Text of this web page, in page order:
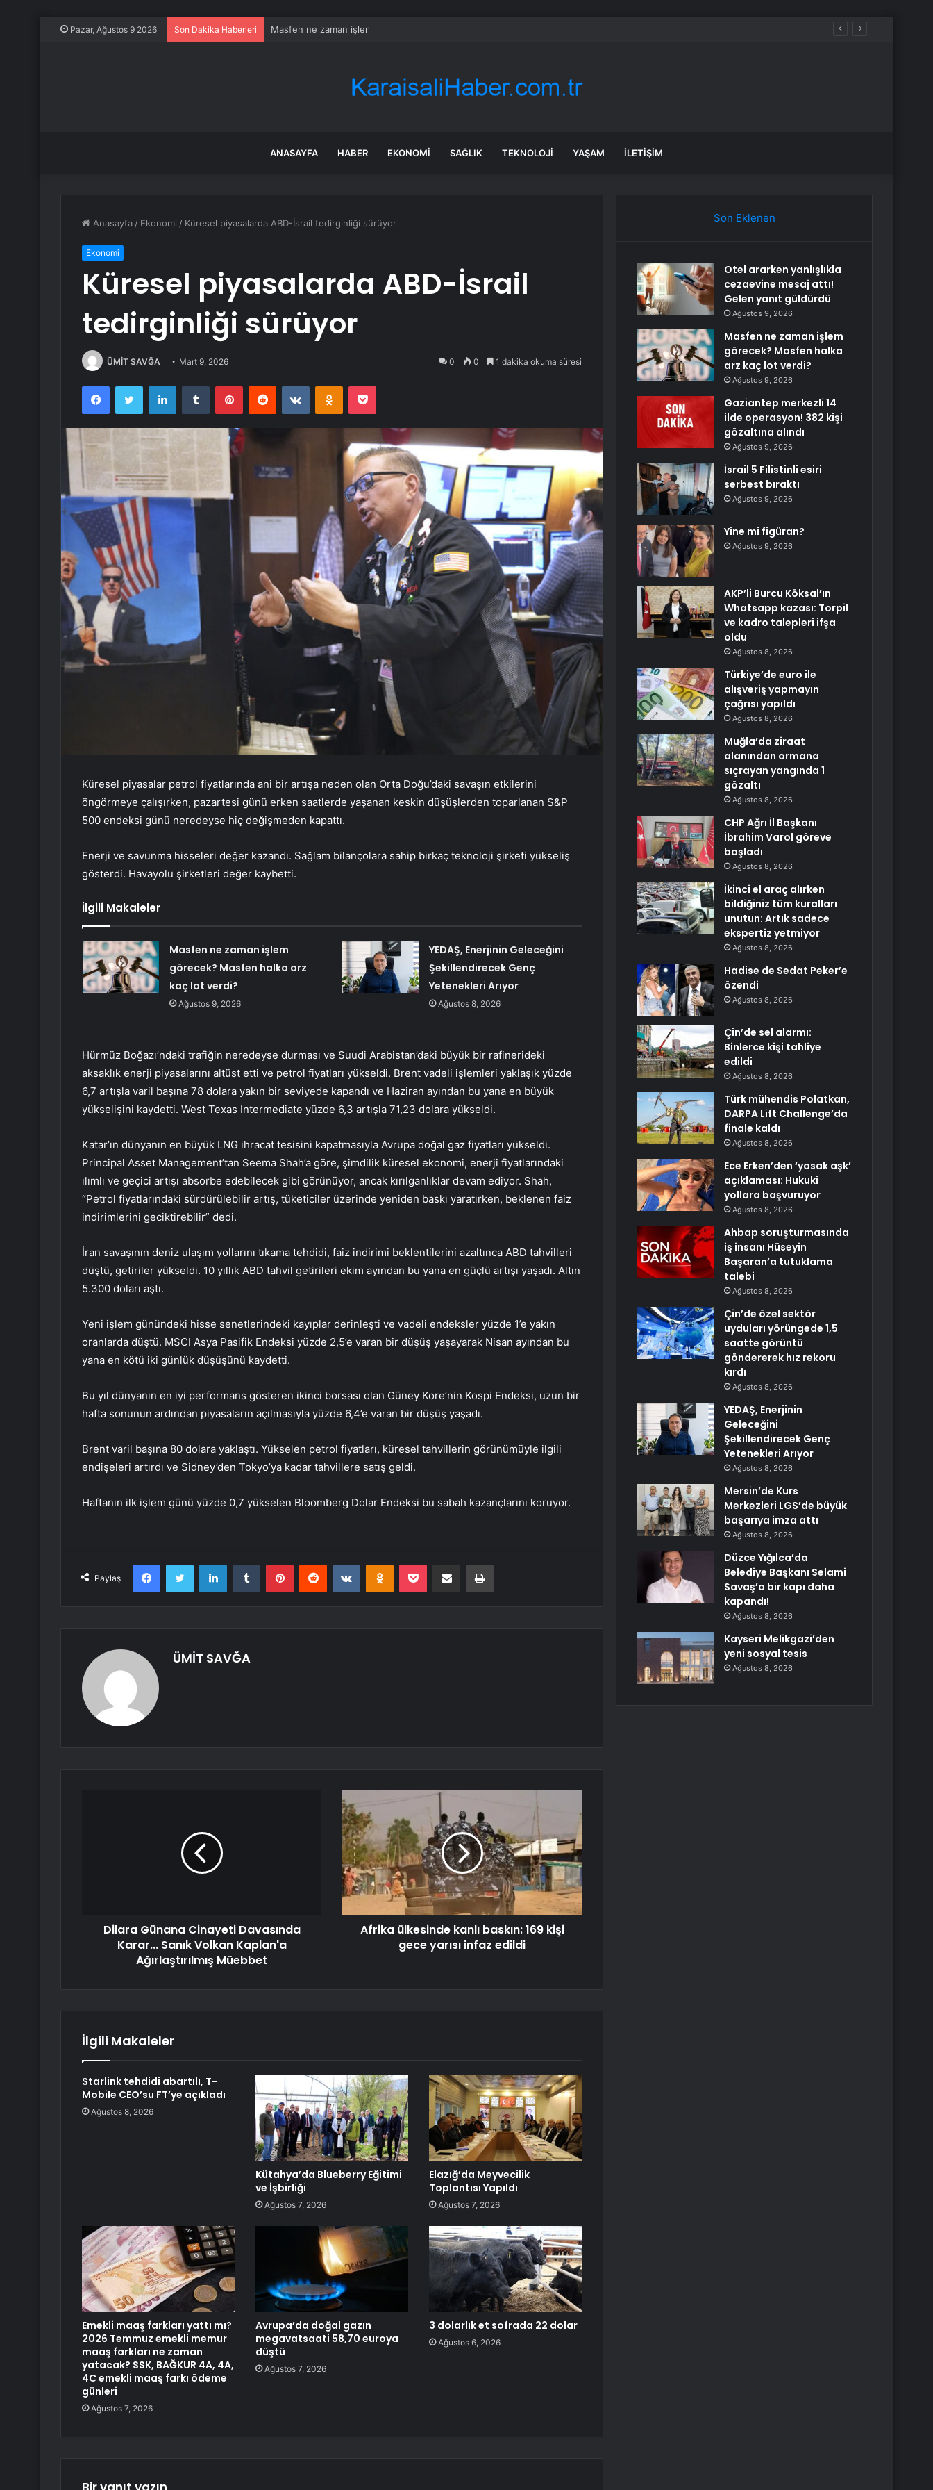
Pazar, Ağustos 9 2026 Son Dakika Haberleri Masfen ne zaman işlem görecek? Masfen halka arz kaç lot verdi?
ANASAYFA HABER EKONOMI SAĞLIK TEKNOLOJI YAŞAM İLETIŞIM
Anasayfa / Ekonomi / Küresel piyasalarda ABD-İsrail tedirginliği sürüyor
Ekonomi
Küresel piyasalarda ABD-İsrail
tedirginliği sürüyor
ÜMİT SAVĞA Mart 9, 2026 0 0 1 dakika okuma süresi
FacebookTwitter LinkedInTumblr PinterestReddit VKontakteOdnoklassniki
Pocket
Küresel piyasalar petrol fiyatlarında ani bir artışa neden olan Orta Doğu’daki savaşın etkilerini
öngörmeye çalışırken, pazartesi günü erken saatlerde yaşanan keskin düşüşlerden toparlanan S&P
500 endeksi günü neredeyse hiç değişmeden kapattı.
Enerji ve savunma hisseleri değer kazandı. Sağlam bilançolara sahip birkaç teknoloji şirketi yükseliş
gösterdi. Havayolu şirketleri değer kaybetti.
İlgili Makaleler
Masfen ne zaman işlem
görecek? Masfen halka arz
kaç lot verdi?
Ağustos 9, 2026
YEDAŞ, Enerjinin Geleceğini
Şekillendirecek Genç
Yetenekleri Arıyor
Ağustos 8, 2026
Hürmüz Boğazı’ndaki trafiğin neredeyse durması ve Suudi Arabistan’daki büyük bir rafinerideki
aksaklık enerji piyasalarını altüst etti ve petrol fiyatları yükseldi. Brent vadeli işlemleri yaklaşık yüzde
6,7 artışla varil başına 78 dolara yakın bir seviyede kapandı ve Haziran ayından bu yana en büyük
yükselişini kaydetti. West Texas Intermediate yüzde 6,3 artışla 71,23 dolara yükseldi.
Katar’ın dünyanın en büyük LNG ihracat tesisini kapatmasıyla Avrupa doğal gaz fiyatları yükseldi.
Principal Asset Management’tan Seema Shah’a göre, şimdilik küresel ekonomi, enerji fiyatlarındaki
ılımlı ve geçici artışı absorbe edebilecek gibi görünüyor, ancak kırılganlıklar devam ediyor. Shah,
“Petrol fiyatlarındaki sürdürülebilir artış, tüketiciler üzerinde yeniden baskı yaratırken, beklenen faiz
indirimlerini geciktirebilir” dedi.
İran savaşının deniz ulaşım yollarını tıkama tehdidi, faiz indirimi beklentilerini azaltınca ABD tahvilleri
düştü, getiriler yükseldi. 10 yıllık ABD tahvil getirileri ekim ayından bu yana en güçlü artışı yaşadı. Altın
5.300 doları aştı.
Yeni işlem günündeki hisse senetlerindeki kayıplar derinleşti ve vadeli endeksler yüzde 1’e yakın
oranlarda düştü. MSCI Asya Pasifik Endeksi yüzde 2,5’e varan bir düşüş yaşayarak Nisan ayından bu
yana en kötü iki günlük düşüşünü kaydetti.
Bu yıl dünyanın en iyi performans gösteren ikinci borsası olan Güney Kore’nin Kospi Endeksi, uzun bir
hafta sonunun ardından piyasaların açılmasıyla yüzde 6,4’e varan bir düşüş yaşadı.
Brent varil başına 80 dolara yaklaştı. Yükselen petrol fiyatları, küresel tahvillerin görünümüyle ilgili
endişeleri artırdı ve Sidney’den Tokyo’ya kadar tahvillere satış geldi.
Haftanın ilk işlem günü yüzde 0,7 yükselen Bloomberg Dolar Endeksi bu sabah kazançlarını koruyor.
Paylaş
FacebookTwitter LinkedInTumblr PinterestReddit VKontakteOdnoklassniki
Pocket E-Posta ile paylaş Yazdır
ÜMİT SAVĞA
Dilara Günana Cinayeti Davasında
Karar... Sanık Volkan Kaplan'a
Ağırlaştırılmış Müebbet
Afrika ülkesinde kanlı baskın: 169 kişi
gece yarısı infaz edildi
İlgili Makaleler
Starlink tehdidi abartılı, T-
Mobile CEO’su FT’ye açıkladı
Ağustos 8, 2026
Kütahya’da Blueberry Eğitimi
ve İşbirliği
Ağustos 7, 2026
Elazığ’da Meyvecilik
Toplantısı Yapıldı
Ağustos 7, 2026
Emekli maaş farkları yattı mı?
2026 Temmuz emekli memur
maaş farkları ne zaman
yatacak? SSK, BAĞKUR 4A, 4A,
4C emekli maaş farkı ödeme
günleri
Ağustos 7, 2026
Avrupa’da doğal gazın
megavatsaati 58,70 euroya
düştü
Ağustos 7, 2026
3 dolarlık et sofrada 22 dolar
Ağustos 6, 2026
Son Eklenen
Otel ararken yanlışlıkla
cezaevine mesaj attı!
Gelen yanıt güldürdü
Ağustos 9, 2026
Masfen ne zaman işlem
görecek? Masfen halka
arz kaç lot verdi?
Ağustos 9, 2026
Gaziantep merkezli 14
ilde operasyon! 382 kişi
gözaltına alındı
Ağustos 9, 2026
İsrail 5 Filistinli esiri
serbest bıraktı
Ağustos 9, 2026
Yine mi figüran?
Ağustos 9, 2026
AKP’li Burcu Köksal’ın
Whatsapp kazası: Torpil
ve kadro talepleri ifşa
oldu
Ağustos 8, 2026
Türkiye’de euro ile
alışveriş yapmayın
çağrısı yapıldı
Ağustos 8, 2026
Muğla’da ziraat
alanından ormana
sıçrayan yangında 1
gözaltı
Ağustos 8, 2026
CHP Ağrı İl Başkanı
İbrahim Varol göreve
başladı
Ağustos 8, 2026
İkinci el araç alırken
bildiğiniz tüm kuralları
unutun: Artık sadece
ekspertiz yetmiyor
Ağustos 8, 2026
Hadise de Sedat Peker’e
özendi
Ağustos 8, 2026
Çin’de sel alarmı:
Binlerce kişi tahliye
edildi
Ağustos 8, 2026
Türk mühendis Polatkan,
DARPA Lift Challenge’da
finale kaldı
Ağustos 8, 2026
Ece Erken’den ‘yasak aşk’
açıklaması: Hukuki
yollara başvuruyor
Ağustos 8, 2026
Ahbap soruşturmasında
iş insanı Hüseyin
Başaran’a tutuklama
talebi
Ağustos 8, 2026
Çin’de özel sektör
uyduları yörüngede 1,5
saatte görüntü
göndererek hız rekoru
kırdı
Ağustos 8, 2026
YEDAŞ, Enerjinin
Geleceğini
Şekillendirecek Genç
Yetenekleri Arıyor
Ağustos 8, 2026
Mersin’de Kurs
Merkezleri LGS’de büyük
başarıya imza attı
Ağustos 8, 2026
Düzce Yığılca’da
Belediye Başkanı Selami
Savaş’a bir kapı daha
kapandı!
Ağustos 8, 2026
Kayseri Melikgazi’den
yeni sosyal tesis
Ağustos 8, 2026